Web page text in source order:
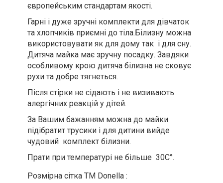
європейським стандартам якості.
Гарні і дуже зручні комплекти для дівчаток
та хлопчиків приємні до тіла.Білизну можна
використовувати як для дому так і для сну.
Дитяча майка має зручну посадку. Завдяки
особливому крою дитяча білизна не сковує
рухи та добре тягнеться.
Після стірки не сідають і не визивають
алергічних реакцій у дітей.
За Вашим бажанням можна до майки
підібратит трусики і для дитини вийде
чудовий комплект білизни.
Прати при температурі не більше 30С°.
Розмірна сітка ТМ Donella :